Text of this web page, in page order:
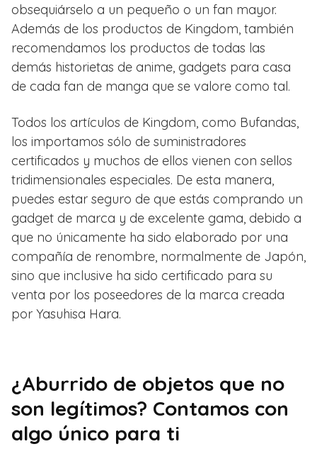
obsequiárselo a un pequeño o un fan mayor.
Además de los productos de Kingdom, también
recomendamos los productos de todas las
demás historietas de anime, gadgets para casa
de cada fan de manga que se valore como tal.
Todos los artículos de Kingdom, como Bufandas,
los importamos sólo de suministradores
certificados y muchos de ellos vienen con sellos
tridimensionales especiales. De esta manera,
puedes estar seguro de que estás comprando un
gadget de marca y de excelente gama, debido a
que no únicamente ha sido elaborado por una
compañía de renombre, normalmente de Japón,
sino que inclusive ha sido certificado para su
venta por los poseedores de la marca creada
por Yasuhisa Hara.
¿Aburrido de objetos que no
son legítimos? Contamos con
algo único para ti